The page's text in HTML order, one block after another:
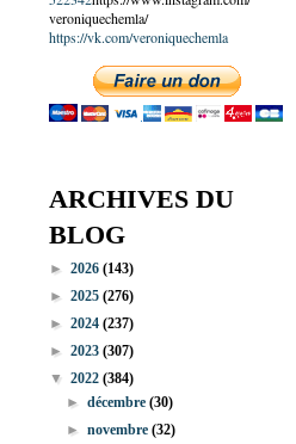
veroniquechemla/
https://vk.com/veroniquechemla
ARCHIVES DU
BLOG
► 2026 (143)
► 2025 (276)
► 2024 (237)
► 2023 (307)
▼ 2022 (384)
►décembre(30)
►novembre(32)